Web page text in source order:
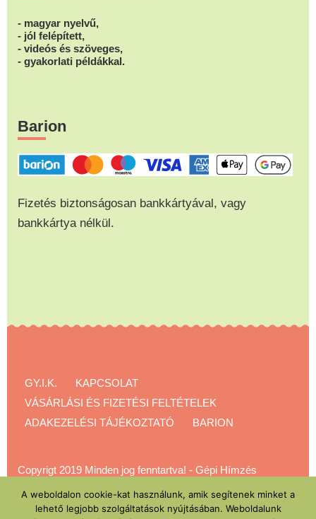
- magyar nyelvű,
- jól felépített,
- videós és szöveges,
- gyakorlati példákkal.
Barion
Fizetés biztonságosan bankkártyával, vagy
bankkártya nélkül.
GY.I.K.
KAPCSOLAT
VÁSÁRLÁSI ÉS FIZETÉSI FELTÉTELEK
ADAKEZELÉSI TÁJÉKOZTATÓ
BARION
Copyrigt 2019 Minden jog fenntartva! - Gépi Hímzés
A weboldalon cookie-kat használunk, amik segítenek minket a
lehető legjobb szolgáltatások nyújtásában. Weboldalunk